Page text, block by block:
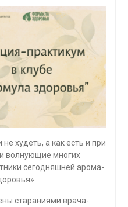
не худеть, а как есть и при
волнующие многих
сегодняшней арома-
стараниями врача-